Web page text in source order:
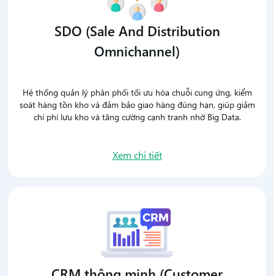
SDO (Sale And Distribution
Omnichannel)
Hệ thống quản lý phân phối tối ưu hóa chuỗi cung ứng, kiểm
soát hàng tồn kho và đảm bảo giao hàng đúng hạn, giúp giảm
chi phí lưu kho và tăng cường cạnh tranh nhờ Big Data.
Xem chi tiết